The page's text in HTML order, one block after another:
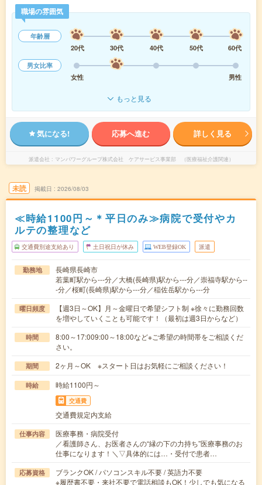
職場の雰囲気
年齢層
20代
30代 40代 50代
60代
男女比率
女性
男性
もっと見る
気になる! 応募へ進む 詳しく見る
派遣会社 マンパワーグループ株式会社 ケアサービス事業部 （医療福祉介護関連）
未読 掲載日 2026/08/03
≪時給1100円～＊平日のみ≫病院で受付やカ
ルテの整理など
交通費別途支給あり 土日祝日が休み WEB登録OK 派遣
勤務地
長崎県長崎市
若葉町駅から---分／大橋(長崎県)駅から---分／崇福寺駅から--
-分／桜町(長崎県)駅から---分／稲佐岳駅から---分
曜日頻度
【週3日～OK】月～金曜日で希望シフト制 ※徐々に勤務回数
を増やしていくことも可能です！（最初は週3日からなど）
時間
8:00～17:009:00～18:00など※ご希望の時間帯をご相談くだ
さい。
期間 2ヶ月～OK ※スタート日はお気軽にご相談ください！
時給 時給1100円～
交通費
交通費規定内支給
仕事内容
医療事務・病院受付
／看護師さん、お医者さんの“縁の下の力持ち”医療事務のお
仕事になります！＼▽具体的には…・受付で患者…
応募資格
ブランクOK / パソコンスキル不要 / 英語力不要
※履歴書不要・来社不要で電話相談もOK！少しでも気になる